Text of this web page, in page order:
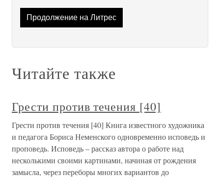
Продолжение на Литрес
Читайте также
Грести против течения [40]
Грести против течения [40] Книга известного художника
и педагога Бориса Неменского одновременно исповедь и
проповедь. Исповедь – рассказ автора о работе над
несколькими своими картинами, начиная от рождения
замысла, через переборы многих вариантов до